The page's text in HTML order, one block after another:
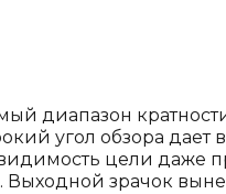
кратности
угол обзора дает
цели даже
Выходной зрачок